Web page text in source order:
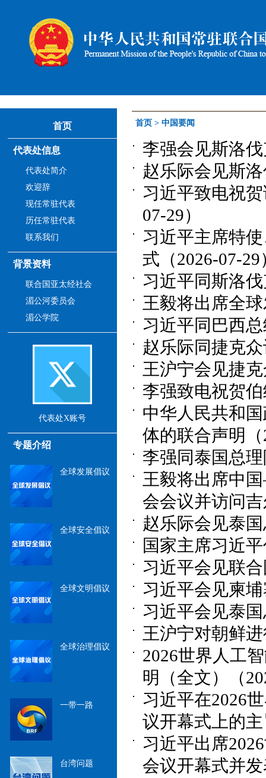
首页
代表处信息
代表处简介
欢迎辞
现任常驻代表
历任常驻代表
联系我们
背景资料
联合国亚太经社会
湄公河委员会
湄公学院
代表处X账号
专题介绍
全球发展倡议
全球安全倡议
全球文明倡议
全球治理倡议
一带一路
台湾问题
首页 > 中国要闻
李强会见斯洛
赵乐际会见斯
习近平致电祝
07-29）
习近平主席特
式（2026-07-29
习近平同斯洛
王毅将出席全
习近平同巴西
赵乐际同捷克
王沪宁会见捷
李强致电祝贺
中华人民共和
体的联合声明
李强同泰国总
王毅将出席中
会会议并访问
赵乐际会见泰
国家主席习近
习近平会见联
习近平会见柬
习近平会见泰
王沪宁对朝鲜
2026世界人工
明（全文）（
习近平在2026
议开幕式上的
习近平出席
会议开幕式并